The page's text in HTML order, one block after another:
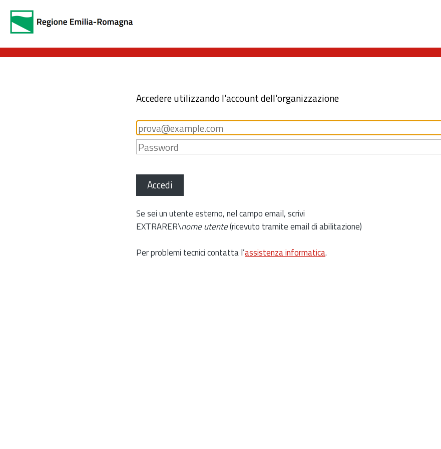
Accedere utilizzando l'account dell'organizzazione
Accedi
Se sei un utente esterno, nel campo email, scrivi
EXTRARER\nome utente(ricevuto tramite email di abilitazione)
Per problemi tecnici contatta l’assistenza informatica.